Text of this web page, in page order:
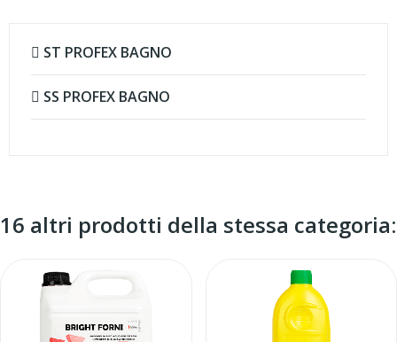
ST PROFEX BAGNO
SS PROFEX BAGNO
16 altri prodotti della stessa categoria: